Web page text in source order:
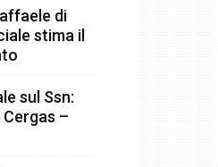
di
stima il
sul Ssn:
–